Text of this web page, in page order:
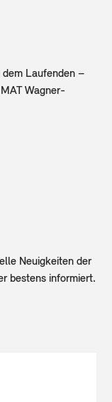
dem Laufenden –
Wagner-
Neuigkeiten der
bestens informiert.